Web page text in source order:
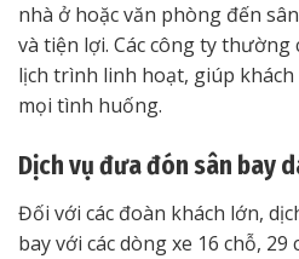
nhà ở hoặc văn phòng đến
và tiện lợi. Các công ty thường
lịch trình linh hoạt, giúp
mọi tình huống.
Dịch vụ đưa đón sân bay
Đối với các đoàn khách lớn,
bay với các dòng xe 16 chỗ,